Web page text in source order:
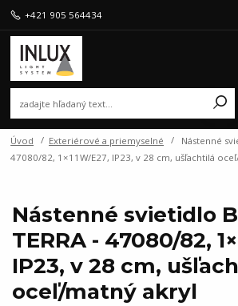
+421 905 564434
Úvod Exteriérové a priemyselné
Nástenné
47080/82, 1×11W/E27, IP23, v 28 cm, ušľachtilá
Nástenné svietidlo
TERRA - 47080/82,
IP23, v 28 cm,
oceľ/matný akryl